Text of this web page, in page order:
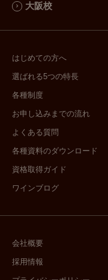
大阪校
はじめての方へ
選ばれる5つの特長
各種制度
お申し込みまでの流れ
よくある質問
各種資料のダウンロード
資格取得ガイド
ワインブログ
会社概要
採用情報